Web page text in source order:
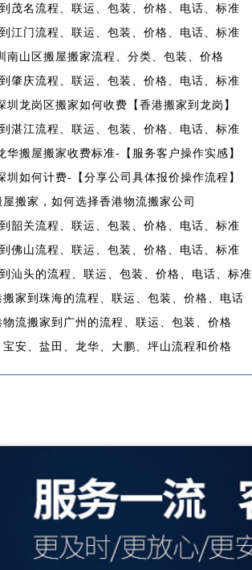
茂名流程、联运、包装、价格、电话、标准
江门流程、联运、包装、价格、电话、标准
山区搬屋搬家流程、分类、包装、价格
肇庆流程、联运、包装、价格、电话、标准
龙岗区搬家如何收费【香港搬家到龙岗】
湛江流程、联运、包装、价格、电话、标准
搬屋搬家收费标准-【服务客户操作实感】
如何计费-【分享公司具体报价操作流程】
搬家，如何选择香港物流搬家公司
韶关流程、联运、包装、价格、电话、标准
佛山流程、联运、包装、价格、电话、标准
汕头的流程、联运、包装、价格、电话、标准
家到珠海的流程、联运、包装、价格、电话
流搬家到广州的流程、联运、包装、价格
安、盐田、龙华、大鹏、坪山流程和价格